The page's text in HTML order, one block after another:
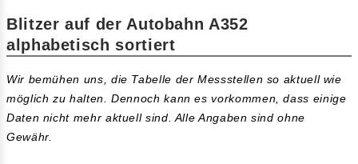
Blitzer auf der Autobahn A352
alphabetisch sortiert
Wir bemühen uns, die Tabelle der Messstellen so aktuell wie
möglich zu halten. Dennoch kann es vorkommen, dass einige
Daten nicht mehr aktuell sind. Alle Angaben sind ohne
Gewähr.